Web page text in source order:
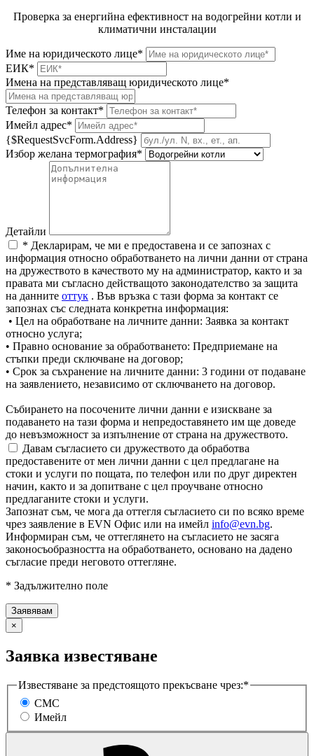
Проверка за енергийна ефективност на водогрейни котли и
климатични инсталации
Име на юридическото лице*
ЕИК*
Имена на представляващ юридическото лице*
Телефон за контакт*
Имейл адрес*
{$RequestSvcForm.Address}
Избор желана термография*
Детайли
* Декларирам, че ми е предоставена и се запознах с
информация относно обработването на лични данни от страна
на дружеството в качеството му на администратор, както и за
правата ми съгласно действащото законодателство за защита
на данните оттук . Във връзка с тази форма за контакт се
запознах със следната конкретна информация:
• Цел на обработване на личните данни: Заявка за контакт
относно услуга;
• Правно основание за обработването: Предприемане на
стъпки преди сключване на договор;
• Срок за съхранение на личните данни: 3 години от подаване
на заявлението, независимо от сключването на договор.
Събирането на посочените лични данни е изискване за
подаването на тази форма и непредоставянето им ще доведе
до невъзможност за изпълнение от страна на дружеството.
Давам съгласието си дружеството да обработва
предоставените от мен лични данни с цел предлагане на
стоки и услуги по пощата, по телефон или по друг директен
начин, както и за допитване с цел проучване относно
предлаганите стоки и услуги.
Запознат съм, че мога да оттегля съгласието си по всяко време
чрез заявление в EVN Офис или на имейл info@evn.bg.
Информиран съм, че оттеглянето на съгласието не засяга
законосъобразността на обработването, основано на дадено
съгласие преди неговото оттегляне.
* Задължително поле
×
Заявка известяване
Известяване за предстоящото прекъсване чрез:*
СМС
Имейл